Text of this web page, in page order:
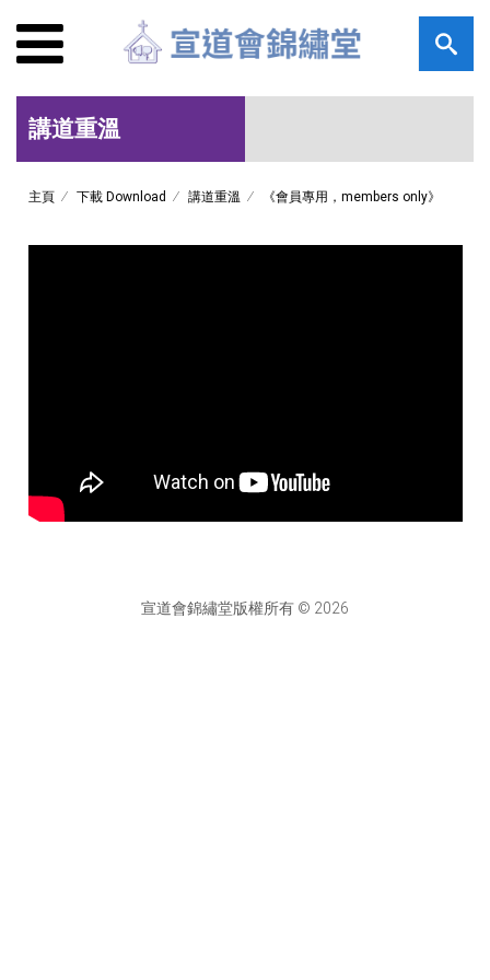
講道重溫
主頁 下載 Download 講道重溫 《會員專用，members only》
宣道會錦繡堂版權所有 © 2026